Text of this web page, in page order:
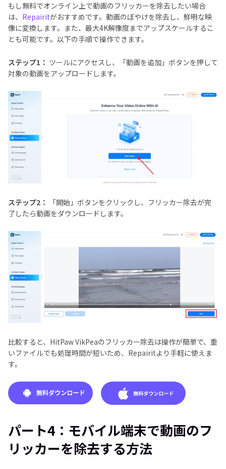
もし無料でオンライン上で動画のフリッカーを除去したい場合
は、 Repairitがおすすめです。動画のぼやけを除去し、鮮明な映
像に変換します。また、最大4K解像度までアップスケールするこ
とも可能です。以下の手順で操作できます。
ステップ1： ツールにアクセスし、「動画を追加」ボタンを押して
対象の動画をアップロードします。
ステップ2：
「開始」ボタンをクリックし、フリッカー除去が完
了したら動画をダウンロードします。
比較すると、HitPaw VikPeaのフリッカー除去は操作が簡単で、重
いファイルでも処理時間が短いため、Repairitより手軽に使えま
す。
パート4：モバイル端末で動画のフ
リッカーを除去する方法